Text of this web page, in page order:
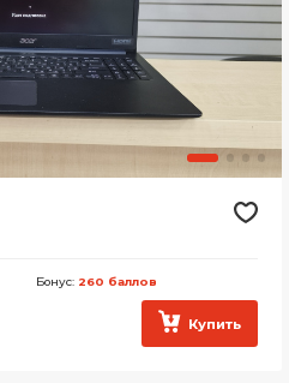
Бонус: 260 баллов
Купить